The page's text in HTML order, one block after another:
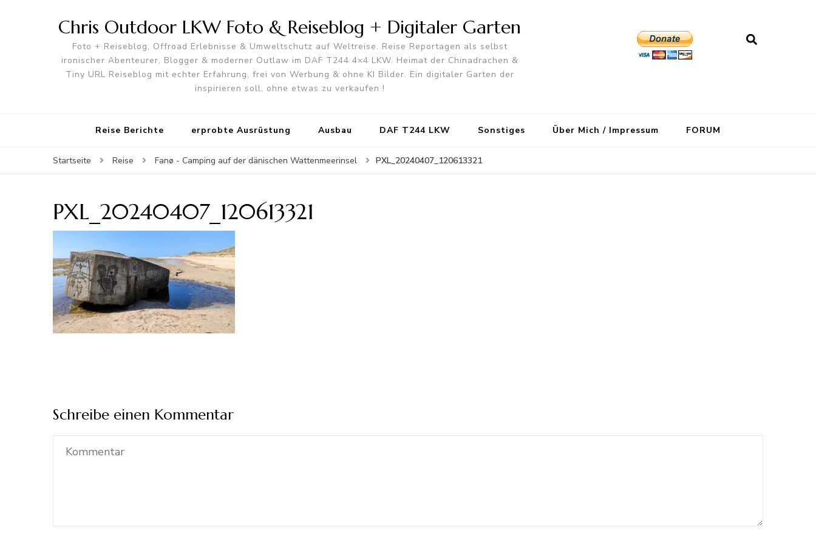
Chris Outdoor LKW Foto & Reiseblog + Digitaler Garten
Foto + Reiseblog, Offroad Erlebnisse & Umweltschutz auf Weltreise. Reise Reportagen als selbst
ironischer Abenteurer, Blogger & moderner Outlaw im DAF T244 4×4 LKW. Heimat der Chinadrachen &
Tiny URL Reiseblog mit echter Erfahrung, frei von Werbung & ohne KI Bilder. Ein digitaler Garten der
inspirieren soll, ohne etwas zu verkaufen !
Reise Berichte erprobte Ausrüstung Ausbau DAF T244 LKW Sonstiges Über Mich / Impressum FORUM
Startseite Reise Fanø - Camping auf der dänischen Wattenmeerinsel PXL_20240407_120613321
PXL_20240407_120613321
Schreibe einen Kommentar